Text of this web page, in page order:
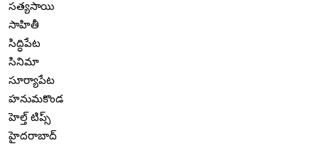
సత్యసాయి
సాహితీ
సిద్ధిపేట
సినిమా
సూర్యాపేట
హనుమకొండ
హెల్త్ టిప్స్
హైదరాబాద్